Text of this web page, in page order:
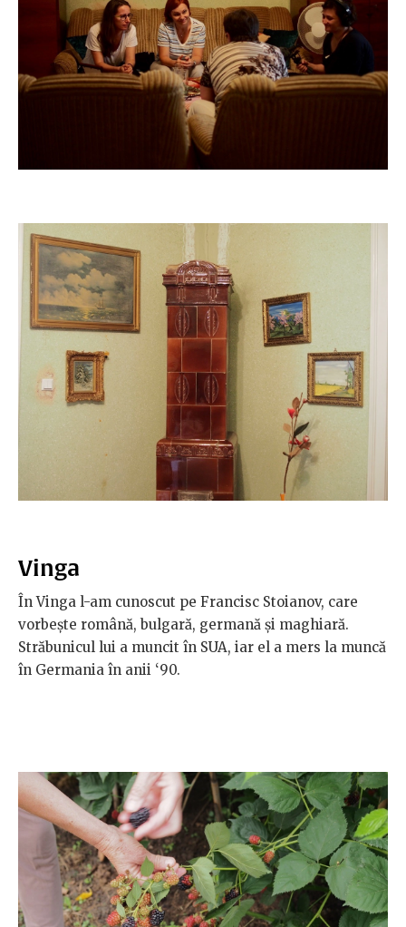
Vinga
În Vinga l-am cunoscut pe Francisc Stoianov, care
vorbește română, bulgară, germană și maghiară.
Străbunicul lui a muncit în SUA, iar el a mers la muncă
în Germania în anii ‘90.